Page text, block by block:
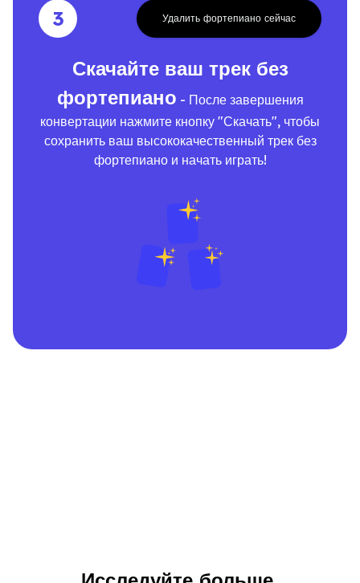
3 Удалить фортепиано сейчас
Скачайте ваш трек без
фортепиано - После завершения
конвертации нажмите кнопку "Скачать", чтобы
сохранить ваш высококачественный трек без
фортепиано и начать играть!